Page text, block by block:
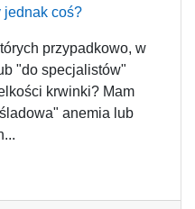
jednak coś?
przypadkowo, w
"do specjalistów"
krwinki? Mam
anemia lub